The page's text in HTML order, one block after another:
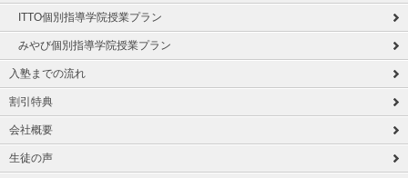
ITTO個別指導学院授業プラン
みやび個別指導学院授業プラン
入塾までの流れ
割引特典
会社概要
生徒の声